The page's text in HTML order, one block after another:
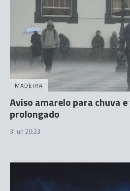
MADEIRA
Aviso amarelo para chuva
prolongado
3 Jun 20:23